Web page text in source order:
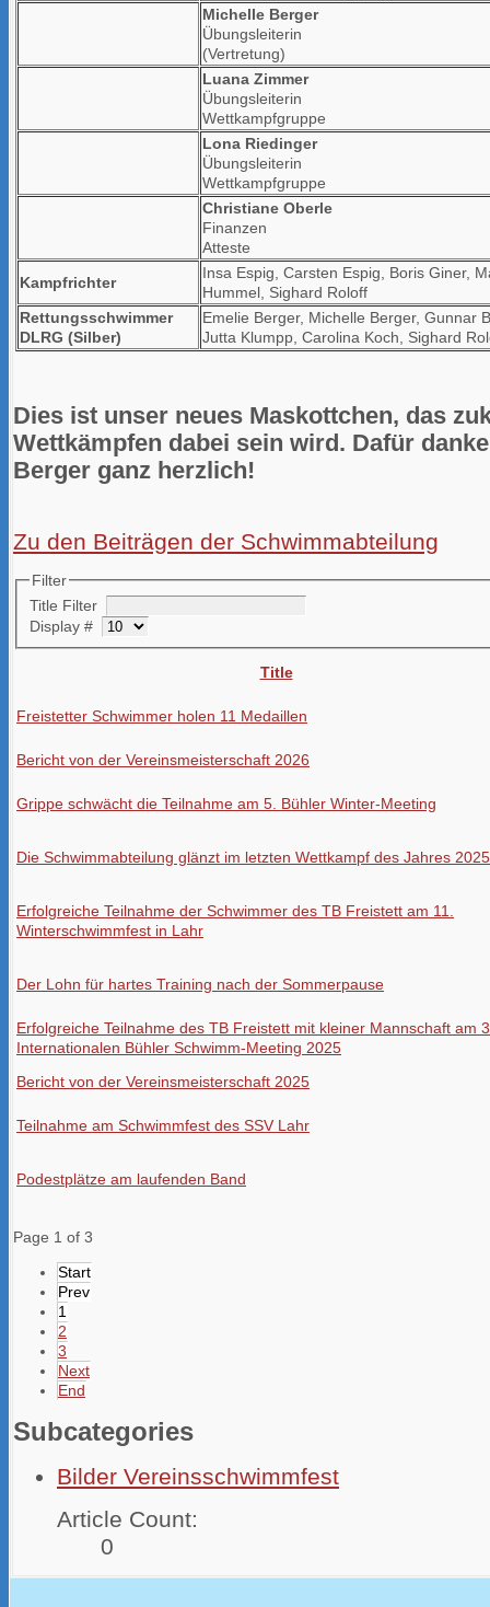
Michelle Berger
Übungsleiterin
(Vertretung)
Luana Zimmer
Übungsleiterin
Wettkampfgruppe
Lona Riedinger
Übungsleiterin
Wettkampfgruppe
Christiane Oberle
Finanzen
Atteste
Kampfrichter
Insa Espig, Carsten Espig, Boris Giner,
Hummel, Sighard Roloff
Rettungsschwimmer
DLRG (Silber)
Emelie Berger, Michelle Berger, Gunnar
Jutta Klumpp, Carolina Koch, Sighard
Dies ist unser neues Maskottchen, das
Wettkämpfen dabei sein wird. Dafür
Berger ganz herzlich!
Zu den Beiträgen der Schwimmabteilung
Filter
Title Filter
Display #
Title
Freistetter Schwimmer holen 11 Medaillen
Bericht von der Vereinsmeisterschaft 2026
Grippe schwächt die Teilnahme am 5. Bühler Winter-Meeting
Die Schwimmabteilung glänzt im letzten Wettkampf des Jahres 2025
Erfolgreiche Teilnahme der Schwimmer des TB Freistett am 11.
Winterschwimmfest in Lahr
Der Lohn für hartes Training nach der Sommerpause
Erfolgreiche Teilnahme des TB Freistett mit kleiner Mannschaft am
Internationalen Bühler Schwimm-Meeting 2025
Bericht von der Vereinsmeisterschaft 2025
Teilnahme am Schwimmfest des SSV Lahr
Podestplätze am laufenden Band
Page 1 of 3
Start
Prev
1
2
3
Next
End
Subcategories
Bilder Vereinsschwimmfest
Article Count:
0